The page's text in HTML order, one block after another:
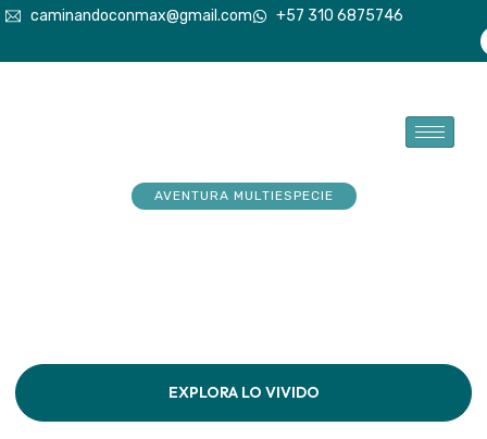
caminandoconmax@gmail.com +57 310 6875746
AVENTURA MULTIESPECIE
EXPLORA LO VIVIDO